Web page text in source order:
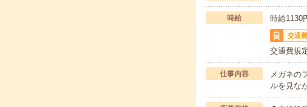
時給 時給1130
交通費
交通費規
仕事内容
メガネの
ルを見な